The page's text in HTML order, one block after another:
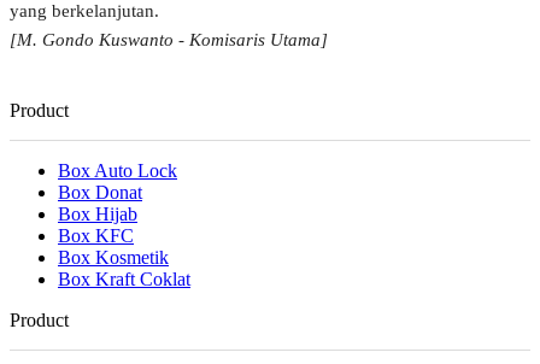
yang berkelanjutan.
[M. Gondo Kuswanto - Komisaris Utama]
Product
Box Auto Lock
Box Donat
Box Hijab
Box KFC
Box Kosmetik
Box Kraft Coklat
Product